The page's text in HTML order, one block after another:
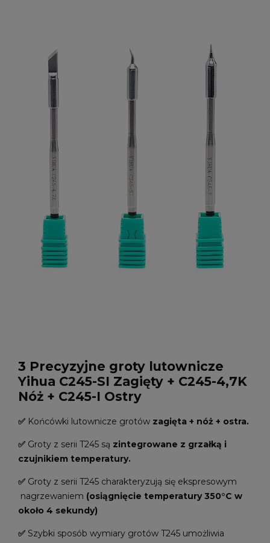
3 Precyzyjne groty lutownicze
Yihua C245-SI Zagięty + C245-4,7K
Nóż + C245-I Ostry
✅ Końcówki lutownicze grotów zagięta + nóż + ostra.
✅ Groty z serii T245 są zintegrowane z grzałką i
czujnikiem temperatury.
✅ Groty z serii T245 charakteryzują się ekspresowym
nagrzewaniem (osiągnięcie temperatury 350°C w
około 4 sekundy)
✅ Szybki sposób wymiary grotów T245 umożliwia